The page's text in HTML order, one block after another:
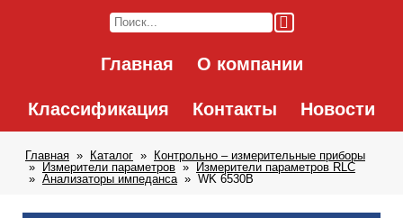
Главная О компании
Классификация Контакты Новости
Главная Каталог
Контрольно – измерительные приборы
Измерители параметров
Измерители параметров RLC
Анализаторы импеданса
WK 6530B